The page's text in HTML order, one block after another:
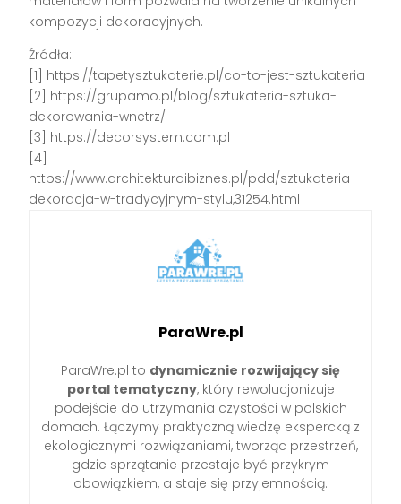
kompozycji dekoracyjnych.
Źródła:
[1] https://tapetysztukaterie.pl/co-to-jest-sztukateria
[2] https://grupamo.pl/blog/sztukateria-sztuka-
dekorowania-wnetrz/
[3] https://decorsystem.com.pl
[4]
https://www.architekturaibiznes.pl/pdd/sztukateria-
dekoracja-w-tradycyjnym-stylu,31254.html
ParaWre.pl
ParaWre.pl to dynamicznie rozwijający się
portal tematyczny, który rewolucjonizuje
podejście do utrzymania czystości w polskich
domach. Łączymy praktyczną wiedzę ekspercką z
ekologicznymi rozwiązaniami, tworząc przestrzeń,
gdzie sprzątanie przestaje być przykrym
obowiązkiem, a staje się przyjemnością.